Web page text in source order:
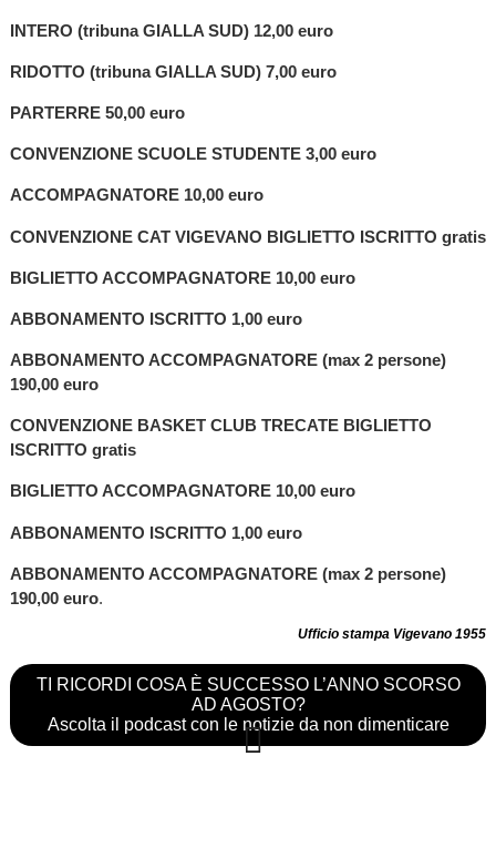
INTERO (tribuna GIALLA SUD) 12,00 euro
RIDOTTO (tribuna GIALLA SUD) 7,00 euro
PARTERRE 50,00 euro
CONVENZIONE SCUOLE STUDENTE 3,00 euro
ACCOMPAGNATORE 10,00 euro
CONVENZIONE CAT VIGEVANO BIGLIETTO ISCRITTO gratis
BIGLIETTO ACCOMPAGNATORE 10,00 euro
ABBONAMENTO ISCRITTO 1,00 euro
ABBONAMENTO ACCOMPAGNATORE (max 2 persone)
190,00 euro
CONVENZIONE BASKET CLUB TRECATE BIGLIETTO
ISCRITTO gratis
BIGLIETTO ACCOMPAGNATORE 10,00 euro
ABBONAMENTO ISCRITTO 1,00 euro
ABBONAMENTO ACCOMPAGNATORE (max 2 persone)
190,00 euro.
Ufficio stampa Vigevano 1955
TI RICORDI COSA È SUCCESSO L’ANNO SCORSO
AD AGOSTO?
Ascolta il podcast con le notizie da non dimenticare